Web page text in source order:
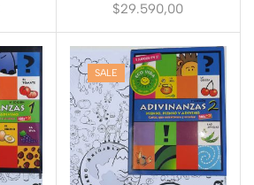
$29.590,00
SALE